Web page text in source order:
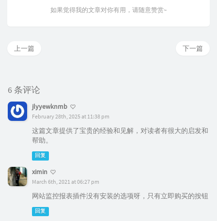
如果觉得我的文章对你有用，请随意赞赏~
下一篇
上一篇
6 条评论
jlyyewknmb
February 28th, 2025 at 11:38 pm
这篇文章提供了宝贵的经验和见解，对读者有很大的启发和
帮助。
回复
ximin
March 6th, 2021 at 06:27 pm
网站监控报表插件没有安装的选项呀，只有立即购买的按钮
回复